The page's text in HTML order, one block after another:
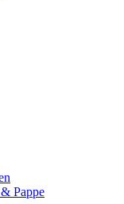
Pappe